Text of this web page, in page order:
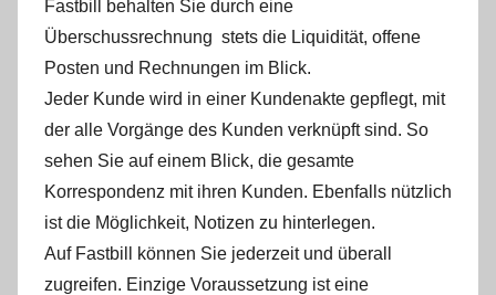
Fastbill behalten Sie durch eine
Überschussrechnung stets die Liquidität, offene
Posten und Rechnungen im Blick.
Jeder Kunde wird in einer Kundenakte gepflegt, mit
der alle Vorgänge des Kunden verknüpft sind. So
sehen Sie auf einem Blick, die gesamte
Korrespondenz mit ihren Kunden. Ebenfalls nützlich
ist die Möglichkeit, Notizen zu hinterlegen.
Auf Fastbill können Sie jederzeit und überall
zugreifen. Einzige Voraussetzung ist eine